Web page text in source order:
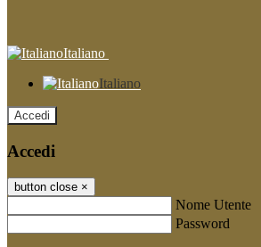
Italiano
Italiano
Accedi
Accedi
button close ×
Nome Utente
Password